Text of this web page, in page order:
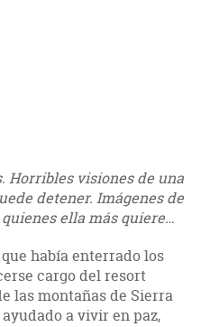
Horribles visiones de una
detener. Imágenes de
ella más quiere…
había enterrado los
cargo del resort
las montañas de Sierra
a vivir en paz,